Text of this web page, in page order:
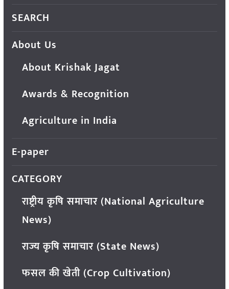
SEARCH
About Us
About Krishak Jagat
Awards & Recognition
Agriculture in India
E-paper
CATEGORY
राष्ट्रीय कृषि समाचार (National Agriculture
News)
राज्य कृषि समाचार (State News)
फसल की खेती (Crop Cultivation)